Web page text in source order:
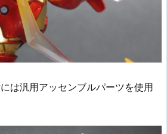
は汎用アッセンブルパーツを使用